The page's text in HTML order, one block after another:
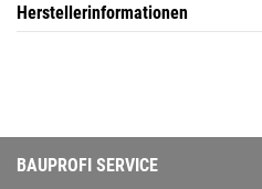
Herstellerinformationen
BAUPROFI SERVICE